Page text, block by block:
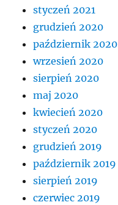
styczeń 2021
grudzień 2020
październik 2020
wrzesień 2020
sierpień 2020
maj 2020
kwiecień 2020
styczeń 2020
grudzień 2019
październik 2019
sierpień 2019
czerwiec 2019